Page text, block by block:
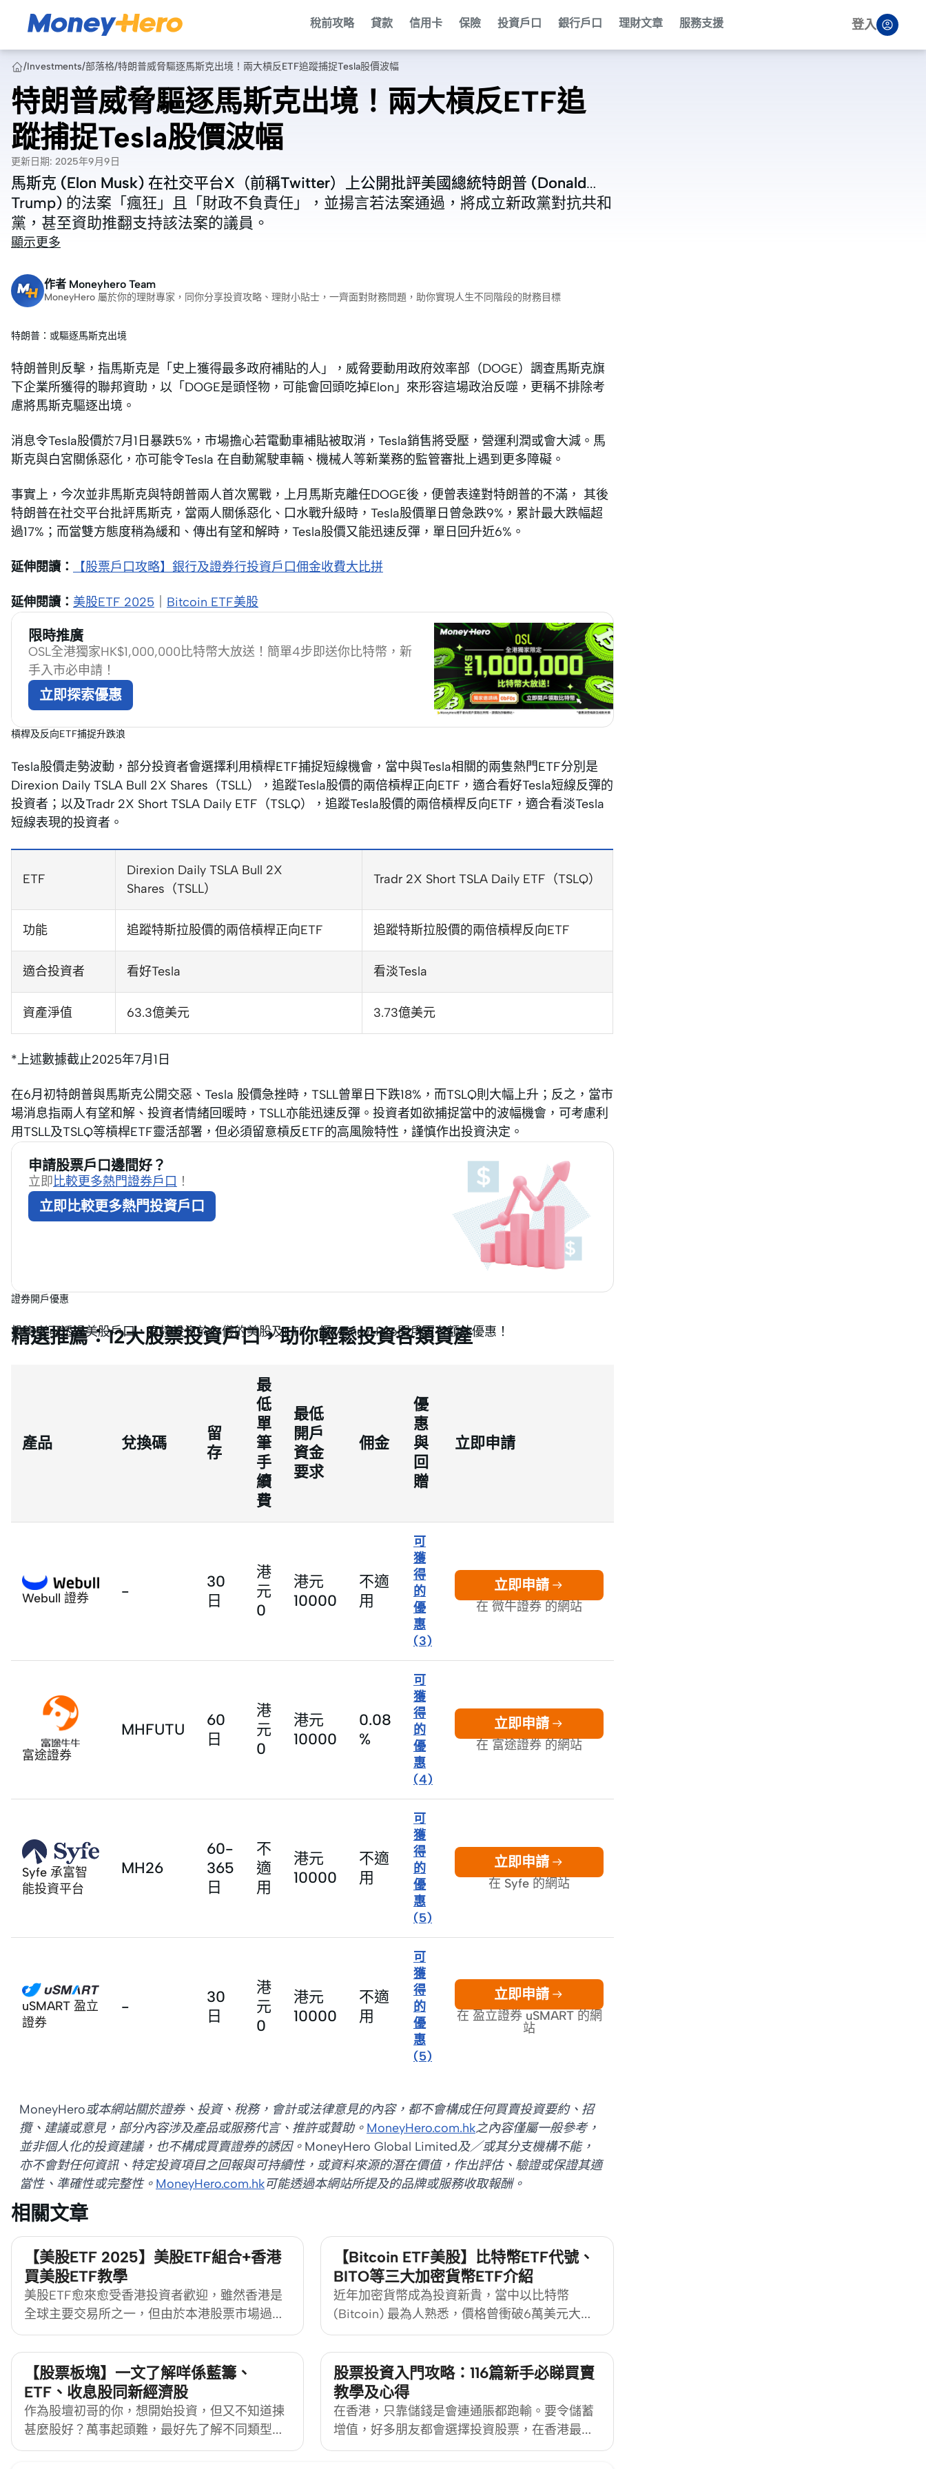
稅前攻略 貸款 信用卡 保險 投資戶口 銀行戶口 理財文章 服務支援 登入
/Investments/部落格/特朗普威脅驅逐馬斯克出境！兩大槓反ETF追蹤捕捉Tesla股價波幅
特朗普威脅驅逐馬斯克出境！兩大槓反ETF追
蹤捕捉Tesla股價波幅
更新日期: 2025年9月9日
馬斯克 (Elon Musk) 在社交平台X（前稱Twitter）上公開批評美國總統特朗普 (Donald
Trump) 的法案「瘋狂」且「財政不負責任」，並揚言若法案通過，將成立新政黨對抗共和
黨，甚至資助推翻支持該法案的議員。
馬斯克 (Elon Musk) 在社交平台X（前稱Twitter）上公開批評美國總統特朗普 (Donald
Trump) 的法案「瘋狂」且「財政不負責任」，並揚言若法案通過，將成立新政黨對抗共和
黨，甚至資助推翻支持該法案的議員。
顯示更多
作者 Moneyhero Team
MoneyHero 屬於你的理財專家，同你分享投資攻略、理財小貼士，一齊面對財務問題，助你實現人生不同階段的財務目標
特朗普：或驅逐馬斯克出境
特朗普則反擊，指馬斯克是「史上獲得最多政府補貼的人」，威脅要動用政府效率部（DOGE）調查馬斯克旗
下企業所獲得的聯邦資助，以「DOGE是頭怪物，可能會回頭吃掉Elon」來形容這場政治反噬，更稱不排除考
慮將馬斯克驅逐出境。
消息令Tesla股價於7月1日暴跌5%，市場擔心若電動車補貼被取消，Tesla銷售將受壓，營運利潤或會大減。馬
斯克與白宮關係惡化，亦可能令Tesla 在自動駕駛車輛、機械人等新業務的監管審批上遇到更多障礙。
事實上，今次並非馬斯克與特朗普兩人首次罵戰，上月馬斯克離任DOGE後，便曾表達對特朗普的不滿， 其後
特朗普在社交平台批評馬斯克，當兩人關係惡化、口水戰升級時，Tesla股價單日曾急跌9%，累計最大跌幅超
過17%；而當雙方態度稍為緩和、傳出有望和解時，Tesla股價又能迅速反彈，單日回升近6%。
延伸閱讀： 【股票戶口攻略】銀行及證券行投資戶口佣金收費大比拼
延伸閱讀： 美股ETF 2025 Bitcoin ETF美股
限時推廣
OSL全港獨家HK$1,000,000比特幣大放送！簡單4步即送你比特幣，新
手入市必申請！
立即探索優惠
槓桿及反向ETF捕捉升跌浪
Tesla股價走勢波動，部分投資者會選擇利用槓桿ETF捕捉短線機會，當中與Tesla相關的兩隻熱門ETF分別是
Direxion Daily TSLA Bull 2X Shares（TSLL），追蹤Tesla股價的兩倍槓桿正向ETF，適合看好Tesla短線反彈的
投資者；以及Tradr 2X Short TSLA Daily ETF（TSLQ），追蹤Tesla股價的兩倍槓桿反向ETF，適合看淡Tesla
短線表現的投資者。
ETF
Direxion Daily TSLA Bull 2X
Shares（TSLL）
Tradr 2X Short TSLA Daily ETF（TSLQ）
功能 追蹤特斯拉股價的兩倍槓桿正向ETF 追蹤特斯拉股價的兩倍槓桿反向ETF
適合投資者 看好Tesla 看淡Tesla
資產淨值 63.3億美元 3.73億美元
*上述數據截止2025年7月1日
在6月初特朗普與馬斯克公開交惡、Tesla 股價急挫時，TSLL曾單日下跌18%，而TSLQ則大幅上升；反之，當市
場消息指兩人有望和解、投資者情緒回暖時，TSLL亦能迅速反彈。投資者如欲捕捉當中的波幅機會，可考慮利
用TSLL及TSLQ等槓桿ETF靈活部署，但必須留意槓反ETF的高風險特性，謹慎作出投資決定。
申請股票戶口邊間好？
立即比較更多熱門證券戶口 ！
立即比較更多熱門投資戶口
證券開戶優惠
投資者可透過美股戶口，直接投資於心儀的美股及ETF，經MoneyHero開戶更有額外優惠！
精選推薦：12大股票投資戶口，助你輕鬆投資各類資產
產品 兌換碼
留
存
最
低
單
筆
手
續
費
最低
開戶
資金
要求
佣金
優
惠
與
回
贈
立即申請
Webull 證券 -
30
日
港
元
0
港元
10000
不適
用
可
獲
得
的
優
惠
(3)
立即申請
在 微牛證券 的網站
富途證券
MHFUTU
60
日
港
元
0
港元
10000
0.08
%
可
獲
得
的
優
惠
(4)
立即申請
在 富途證券 的網站
Syfe 承富智
能投資平台
MH26
60-
365
日
不
適
用
港元
10000
不適
用
可
獲
得
的
優
惠
(5)
立即申請
在 Syfe 的網站
uSMART 盈立
證券
-
30
日
港
元
0
港元
10000
不適
用
可
獲
得
的
優
惠
(5)
立即申請
在 盈立證券 uSMART 的網
站
MoneyHero或本網站關於證券、投資、稅務，會計或法律意見的內容，都不會構成任何買賣投資要約、招
攬、建議或意見，部分內容涉及產品或服務代言、推許或贊助。 MoneyHero.com.hk之內容僅屬一般參考，
並非個人化的投資建議，也不構成買賣證券的誘因。MoneyHero Global Limited及／或其分支機構不能，
亦不會對任何資訊、特定投資項目之回報與可持續性，或資料來源的潛在價值，作出評估、驗證或保證其適
當性、準確性或完整性。 MoneyHero.com.hk可能透過本網站所提及的品牌或服務收取報酬。
相關文章
【美股ETF 2025】美股ETF組合+香港
買美股ETF教學
美股ETF愈來愈受香港投資者歡迎，雖然香港是
全球主要交易所之一，但由於本港股票市場過往
奉行「同股同權」的監管原則，故大部分發展迅
速的創科企業並未有選擇在港上市，但隨著移動
互聯網風行全球，創新科技的概念亦在全球熱
炒，股民紛紛到美股市場乘此潮流，即睇
MoneyHero
[https://www.moneyhero.com.hk/blog/zh/]介紹
【Bitcoin ETF美股】比特幣ETF代號、
BITO等三大加密貨幣ETF介紹
近年加密貨幣成為投資新貴，當中以比特幣
(Bitcoin) 最為人熟悉，價格曾衝破6萬美元大
關，創下歷史新高，市場上更有比特幣期貨交易
所買賣基金 (ETF) 接連登場。到底Bitcoin ETF
是甚麼？市場上有何虛擬貨幣ETF可供選擇？散
戶要注意哪些投資風險？MoneyHero
[https://www.moneyhero.com.hk/blog/zh/]為大
家解答Bitcoin ETF系列問題。
【股票板塊】一文了解咩係藍籌、
ETF、收息股同新經濟股
作為股壇初哥的你，想開始投資，但又不知道揀
甚麼股好？萬事起頭難，最好先了解不同類型的
股票，才選取適合自己投資取向的股票板塊及股
股票投資入門攻略：116篇新手必睇買賣
教學及心得
在香港，只靠儲錢是會連通脹都跑輸。要令儲蓄
增值，好多朋友都會選擇投資股票，在香港最容
易接觸就是港股。投資股票之前，要對股市運